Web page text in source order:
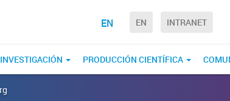
EN EN INTRANET
PRODUCCIÓN CIENTÍFICA